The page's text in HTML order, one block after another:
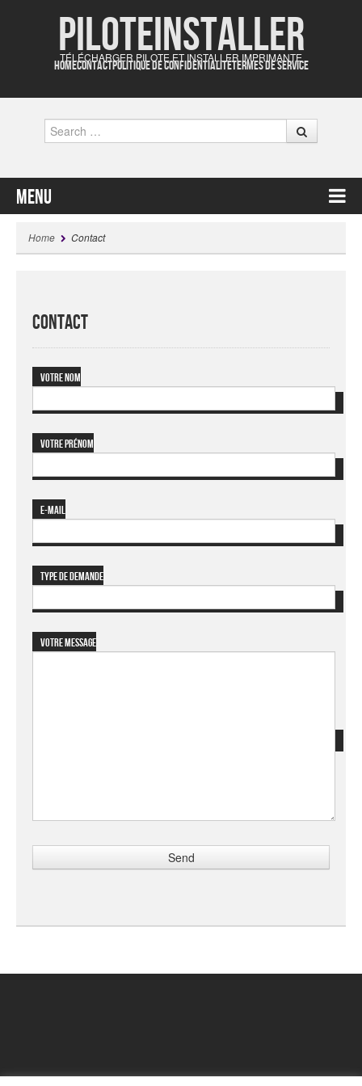
Piloteinstaller
TÉLÉCHARGER PILOTE ET INSTALLER IMPRIMANTE
HOMECONTACTPOLITIQUE DE CONFIDENTIALITÉTERMES DE SERVICE
Search
Menu
Home
Contact
Contact
Votre nom
Votre prénom
E-mail
Type de demande
Votre message